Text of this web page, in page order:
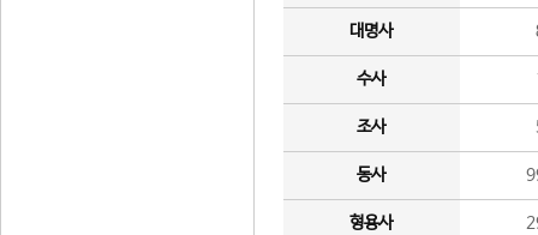
대명사
수사
조사
동사
형용사